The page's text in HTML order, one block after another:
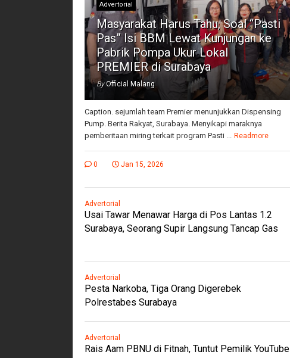
Advertorial
Masyarakat Harus Tahu, Soal “Pasti
Pas” Isi BBM Lewat Kunjungan ke
Pabrik Pompa Ukur Lokal
PREMIER di Surabaya
By Official Malang
Caption. sejumlah team Premier menunjukkan Dispensing
Pump. Berita Rakyat, Surabaya. Menyikapi maraknya
pemberitaan miring terkait program Pasti ... Readmore
0 Jan 15, 2026
Advertorial
Usai Tawar Menawar Harga di Pos Lantas 1.2
Surabaya, Seorang Supir Langsung Tancap Gas
Advertorial
Pesta Narkoba, Tiga Orang Digerebek
Polrestabes Surabaya
Advertorial
Rais Aam PBNU di Fitnah, Tuntut Pemilik YouTube